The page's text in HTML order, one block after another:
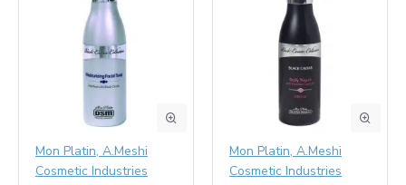
Mon Platin, A.Meshi
Cosmetic Industries
Mon Platin, A.Meshi
Cosmetic Industries